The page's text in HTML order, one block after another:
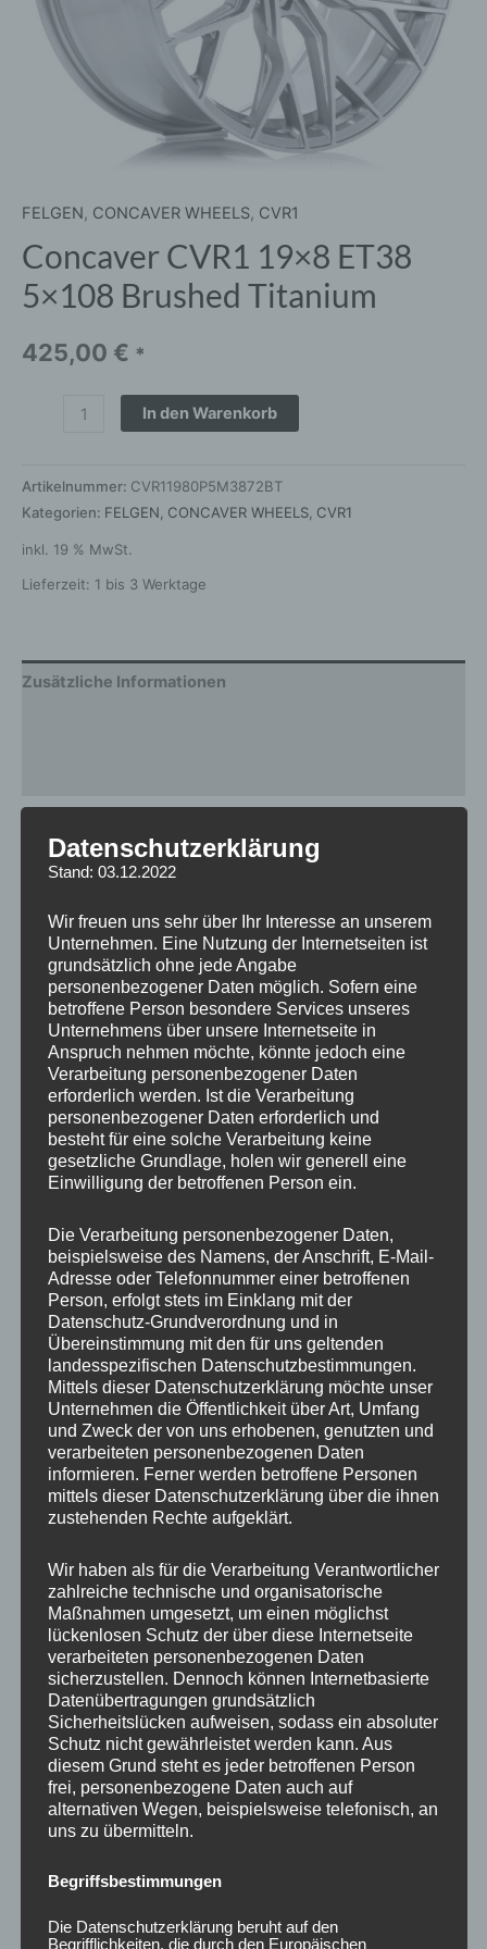
FELGEN, CONCAVER WHEELS, CVR1
Concaver CVR1 19×8 ET38
5×108 Brushed Titanium
425,00 € *
In den Warenkorb
Artikelnummer: CVR11980P5M3872BT
Kategorien: FELGEN CONCAVER WHEELS CVR1
inkl. 19 % MwSt.
Lieferzeit: 1 bis 3 Werktage
Zusätzliche Informationen
Breite
Design CVR1
Durchmesser 19
ET 38
Fertigung Flow Forming
Hersteller CONCAVER WHEELS
Lochkreis 5×108
Hinweis
Lochzahl
Mittellochbohrung 72,6 mm
Nabenbohrung 72.6
PCD 108 mm
Traglast 725
Ähnliche Produkte
CONCAVER CVR1
19×8,5 ET35 5×120
Carbon Graphite
450,00€ *
Bewertet
mit
CONCAVER CVR1
19×8 ET40 5×112
Platinum Black
5
Ursprünglicher
Datenschutzerklärung
Stand: 03.12.2022
Wir freuen uns sehr über Ihr Interesse an unserem
Unternehmen. Eine Nutzung der Internetseiten ist
grundsätzlich ohne jede Angabe
personenbezogener Daten möglich. Sofern eine
betroffene Person besondere Services unseres
Unternehmens über unsere Internetseite in
Anspruch nehmen möchte, könnte jedoch eine
Verarbeitung personenbezogener Daten
erforderlich werden. Ist die Verarbeitung
personenbezogener Daten erforderlich und
besteht für eine solche Verarbeitung keine
gesetzliche Grundlage, holen wir generell eine
Einwilligung der betroffenen Person ein.
Die Verarbeitung personenbezogener Daten,
beispielsweise des Namens, der Anschrift, E-Mail-
Adresse oder Telefonnummer einer betroffenen
Person, erfolgt stets im Einklang mit der
Datenschutz-Grundverordnung und in
Übereinstimmung mit den für uns geltenden
landesspezifischen Datenschutzbestimmungen.
Mittels dieser Datenschutzerklärung möchte unser
Unternehmen die Öffentlichkeit über Art, Umfang
und Zweck der von uns erhobenen, genutzten und
verarbeiteten personenbezogenen Daten
informieren. Ferner werden betroffene Personen
mittels dieser Datenschutzerklärung über die ihnen
zustehenden Rechte aufgeklärt.
Wir haben als für die Verarbeitung Verantwortlicher
zahlreiche technische und organisatorische
Maßnahmen umgesetzt, um einen möglichst
lückenlosen Schutz der über diese Internetseite
verarbeiteten personenbezogenen Daten
sicherzustellen. Dennoch können Internetbasierte
Datenübertragungen grundsätzlich
Sicherheitslücken aufweisen, sodass ein absoluter
Schutz nicht gewährleistet werden kann. Aus
diesem Grund steht es jeder betroffenen Person
frei, personenbezogene Daten auch auf
alternativen Wegen, beispielsweise telefonisch, an
uns zu übermitteln.
Begriffsbestimmungen
Die Datenschutzerklärung beruht auf den
Begrifflichkeiten, die durch den Europäischen